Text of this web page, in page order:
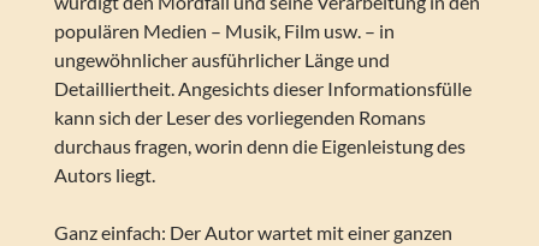
populären Medien – Musik, Film usw. – in
ungewöhnlicher ausführlicher Länge und
Detailliertheit. Angesichts dieser Informationsfülle
kann sich der Leser des vorliegenden Romans
durchaus fragen, worin denn die Eigenleistung des
Autors liegt.
Ganz einfach: Der Autor wartet mit einer ganzen